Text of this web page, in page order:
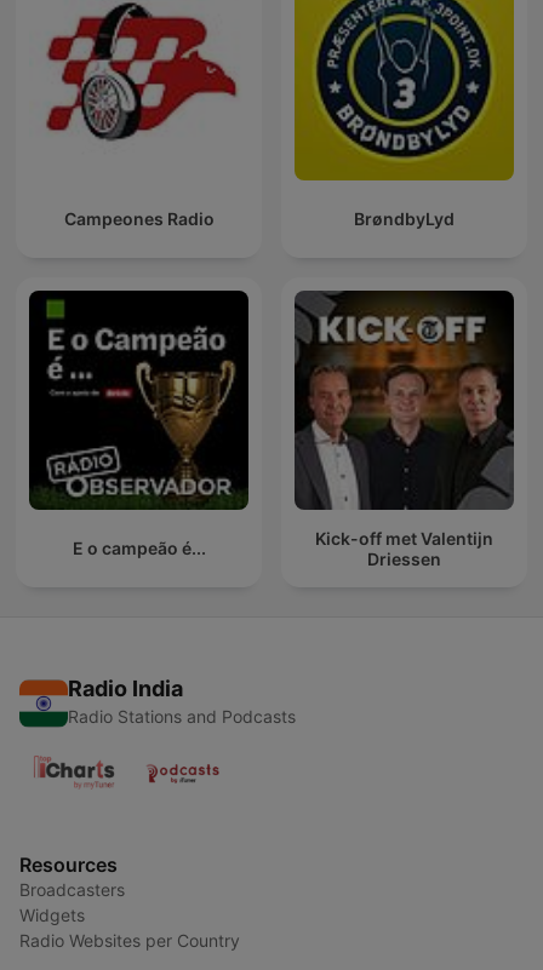
Campeones Radio BrøndbyLyd
E o campeão é...
Kick-off met Valentijn
Driessen
Radio India
Radio Stations and Podcasts
Resources
Broadcasters
Widgets
Radio Websites per Country